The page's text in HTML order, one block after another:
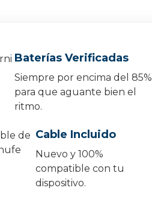
Baterías Verificadas
Siempre por encima del 85%
para que aguante bien el
ritmo.
Cable Incluido
Nuevo y 100%
compatible con tu
dispositivo.